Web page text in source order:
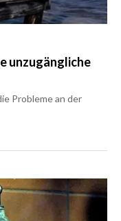
unzugängliche
Probleme an der